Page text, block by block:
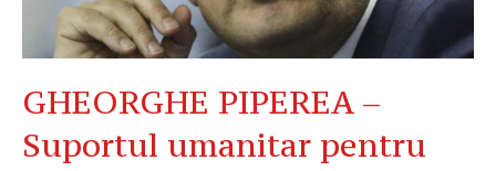
GHEORGHE PIPEREA –
Suportul umanitar pentru